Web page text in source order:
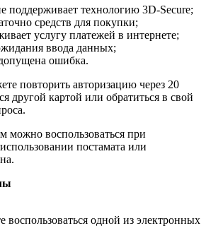
поддерживает технологию 3D-Secure;
средств для покупки;
услугу платежей в интернете;
ввода данных;
ошибка.
повторить авторизацию через 20
другой картой или обратиться в свой
можно воспользоваться при
постамата или
одной из электронных